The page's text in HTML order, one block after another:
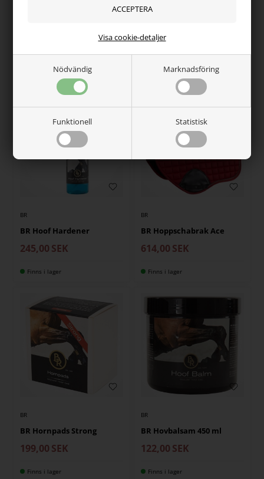
Nödvändig Marknadsföring
Funktionell Statistisk
Visa cookie-detaljer
Finns i lager
184,00
Finns i lager
BR
BR Hoof Hardener
245,00 SEK
Finns i lager
BR
BR Hoppschabrak Ace
614,00 SEK
Finns i lager
BR
BR Hornpads Strong
199,00 SEK
Finns i lager
BR
BR Hovbalsam 450 ml
122,00 SEK
Finns i lager